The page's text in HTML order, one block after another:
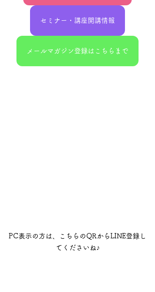
セミナー・講座開講情報
メールマガジン登録はこちらまで
PC表示の方は、こちらのQRからLINE登録し
てくださいね♪